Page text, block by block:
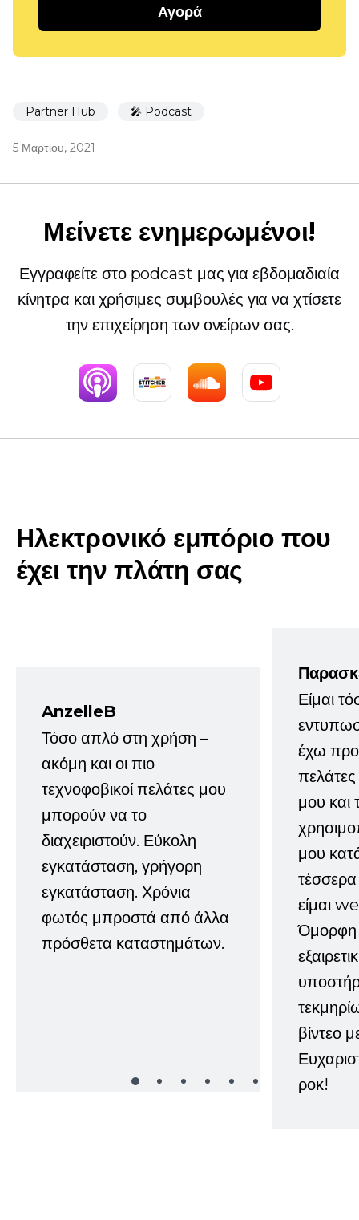
Αγορά
Partner Hub 🎤 Podcast
5 Μαρτίου, 2021
Μείνετε ενημερωμένοι!
Εγγραφείτε στο podcast μας για εβδομαδιαία
κίνητρα και χρήσιμες συμβουλές για να χτίσετε
την επιχείρηση των ονείρων σας.
Ηλεκτρονικό εμπόριο που
έχει την πλάτη σας
AnzelleB
Τόσο απλό στη χρήση –
ακόμη και οι πιο
τεχνοφοβικοί πελάτες μου
μπορούν να το
διαχειριστούν. Εύκολη
εγκατάσταση, γρήγορη
εγκατάσταση. Χρόνια
φωτός μπροστά από άλλα
πρόσθετα καταστημάτων.
Είμαι
έχω
μου και
μου
είμαι
Όμορφη
βίντεο
ροκ!